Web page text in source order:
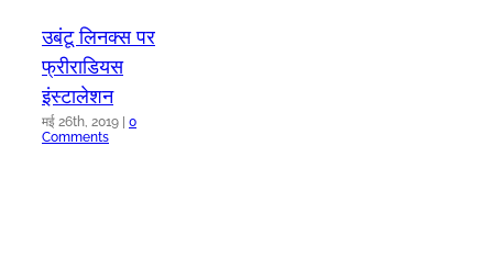
उबंटू लिनक्स पर
फ्रीराडियस
इंस्टालेशन
मई 26th, 2019 | 0
Comments